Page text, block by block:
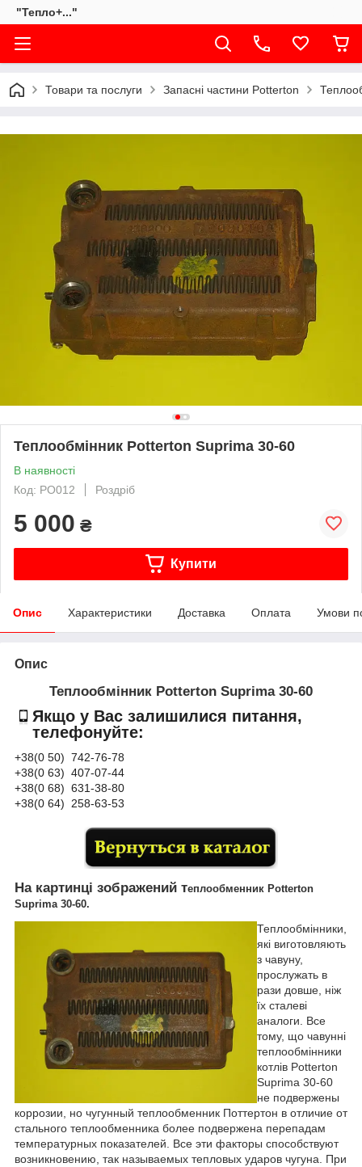
"Тепло+..."
Товари та послуги Запасні частини Potterton
Теплообмінник Potterton Suprima 30-60
В наявності
Код: PO012
Роздріб
5 000 ₴
Купити
Опис Характеристики Доставка Оплата Умови
Опис
Теплообмінник Potterton Suprima 30-60
Якщо у Вас залишилися питання,
телефонуйте:
+38(0 50) 742-76-78
+38(0 63) 407-07-44
+38(0 68) 631-38-80
+38(0 64) 258-63-53
На картинці зображений теплообменник Potterton
Suprima 30-60.
Теплообмінники,
які виготовляють
з чавуну,
прослужать в
рази довше, ніж
їх сталеві
аналоги. Все
тому, що чавунні
теплообмінники
котлів Potterton
Suprima 30-60
не подвержены
коррозии, но чугунный теплообменник Поттертон в отличие от
стального теплообменника более подвержена перепадам
температурных показателей. Все эти факторы способствуют
возникновению, так называемых тепловых ударов чугуна. При